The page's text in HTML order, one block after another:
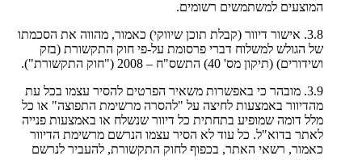
המוצעים למשתמשים רשומים.
3.8. אישור דיוור (קבלת תוכן שיווקי) כאמור, מהווה את הסכמתו
של הגולש למשלוח דברי פרסומת על-פי חוק התקשורת (בזק
ושידורים) (תיקון מס' 40) התשס"ח – 2008 ("חוק התקשורת").
3.9. מובהר כי באפשרות משאיר הפרטים להסיר עצמו בכל עת
מהדיוור באמצעות לחיצה על "להסרה מרשימת התפוצה" או כל
מלל דומה שמופיע בתחתית כל דיוור שנשלח או באמצעות פנייה
לאתר בדוא"ל. כל עוד לא הסיר עצמו הנרשם מרשימת הדיוור
כאמור, רשאי האתר, בכפוף לחוק התקשורת, להעביר לנרשם